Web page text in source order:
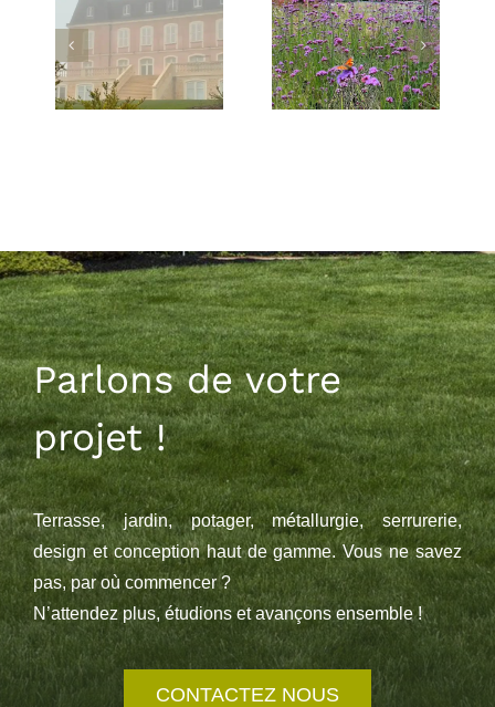
Parlons de votre
projet !
Terrasse, jardin, potager, métallurgie, serrurerie,
design et conception haut de gamme. Vous ne savez
pas, par où commencer ?
N’attendez plus, étudions et avançons ensemble !
CONTACTEZ NOUS